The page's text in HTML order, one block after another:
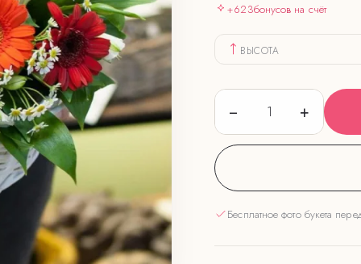
+623бонусов на счёт
ВЫСОТА
− 1 +
Бесплатное фото букета